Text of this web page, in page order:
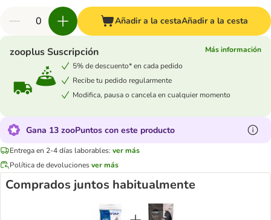
Añadir a la cestaAñadir a la cesta
zooplus Suscripción
Más información
5% de descuento* en cada pedido
Recibe tu pedido regularmente
Modifica, pausa o cancela en cualquier momento
Gana 13 zooPuntos con este producto
Entrega en 2-4 días laborables: ver más
Política de devolucionesver más
Comprados juntos habitualmente